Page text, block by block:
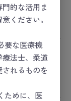
的な活用ま
ください。
要な医療機
法士、柔道
れるものを
ために、医